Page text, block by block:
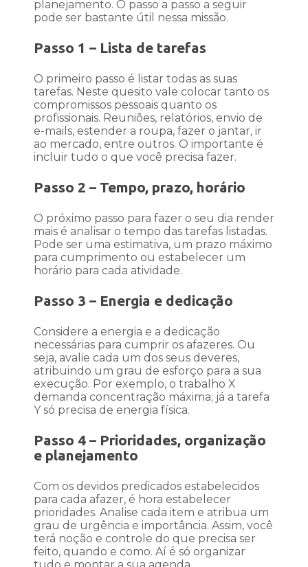
planejamento. O passo a passo a seguir
pode ser bastante útil nessa missão.
Passo 1 – Lista de tarefas
O primeiro passo é listar todas as suas
tarefas. Neste quesito vale colocar tanto os
compromissos pessoais quanto os
profissionais. Reuniões, relatórios, envio de
e-mails, estender a roupa, fazer o jantar, ir
ao mercado, entre outros. O importante é
incluir tudo o que você precisa fazer.
Passo 2 – Tempo, prazo, horário
O próximo passo para fazer o seu dia render
mais é analisar o tempo das tarefas listadas.
Pode ser uma estimativa, um prazo máximo
para cumprimento ou estabelecer um
horário para cada atividade.
Passo 3 – Energia e dedicação
Considere a energia e a dedicação
necessárias para cumprir os afazeres. Ou
seja, avalie cada um dos seus deveres,
atribuindo um grau de esforço para a sua
execução. Por exemplo, o trabalho X
demanda concentração máxima; já a tarefa
Y só precisa de energia física.
Passo 4 – Prioridades, organização
e planejamento
Com os devidos predicados estabelecidos
para cada afazer, é hora estabelecer
prioridades. Analise cada item e atribua um
grau de urgência e importância. Assim, você
terá noção e controle do que precisa ser
feito, quando e como. Aí é só organizar